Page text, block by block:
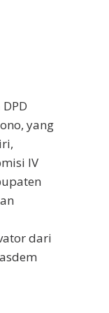
yang
IV
dari